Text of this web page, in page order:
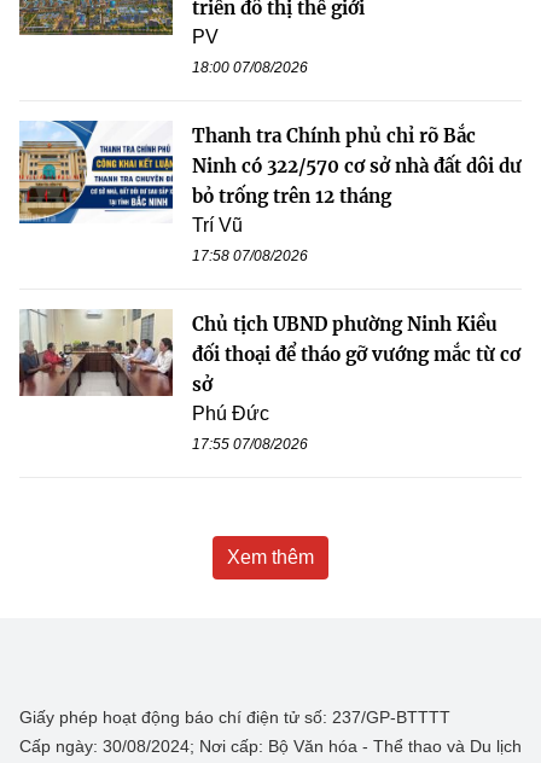
triển đô thị thế giới
PV
18:00 07/08/2026
Thanh tra Chính phủ chỉ rõ Bắc
Ninh có 322/570 cơ sở nhà đất dôi dư
bỏ trống trên 12 tháng
Trí Vũ
17:58 07/08/2026
Chủ tịch UBND phường Ninh Kiều
đối thoại để tháo gỡ vướng mắc từ cơ
sở
Phú Đức
17:55 07/08/2026
Xem thêm
Giấy phép hoạt động báo chí điện tử số: 237/GP-BTTTT
Cấp ngày: 30/08/2024; Nơi cấp: Bộ Văn hóa - Thể thao và Du lịch